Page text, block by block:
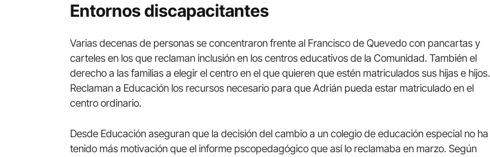
Entornos discapacitantes
Varias decenas de personas se concentraron frente al Francisco de Quevedo con pancartas y
carteles en los que reclaman inclusión en los centros educativos de la Comunidad. También el
derecho a las familias a elegir el centro en el que quieren que estén matriculados sus hijas e hijos.
Reclaman a Educación los recursos necesario para que Adrián pueda estar matriculado en el
centro ordinario.
Desde Educación aseguran que la decisión del cambio a un colegio de educación especial no ha
tenido más motivación que el informe pscopedagógico que así lo reclamaba en marzo. Según